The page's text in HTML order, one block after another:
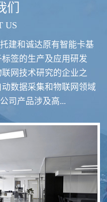
RFID智慧食堂系统
们
US
建和诚达原有智能卡基
签的生产及应用研发
网技术研究的企业之
数据采集和物联网领域
司产品涉及高...